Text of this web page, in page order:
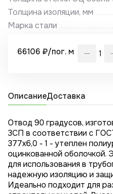
Толщина изоляции, мм
Марка стали
66106 ₽/пог. м
ОписаниеДоставка
Отвод 90 градусов,
3СП в соответствии с
377x6,0 - 1 - утеплен
оцинкованной оболочкой.
для использования в
надежную изоляцию и
Идеально подходит для